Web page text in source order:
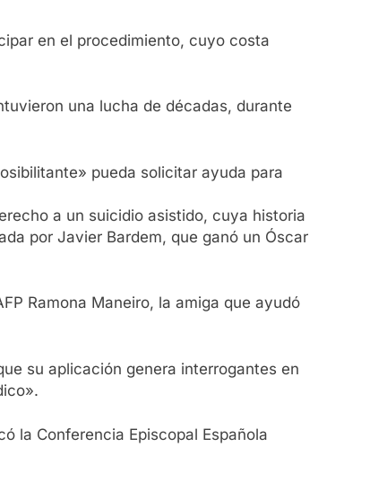
en el procedimiento, cuyo costa
una lucha de décadas, durante
pueda solicitar ayuda para
a un suicidio asistido, cuya historia
por Javier Bardem, que ganó un Óscar
Ramona Maneiro, la amiga que ayudó
su aplicación genera interrogantes en
la Conferencia Episcopal Española